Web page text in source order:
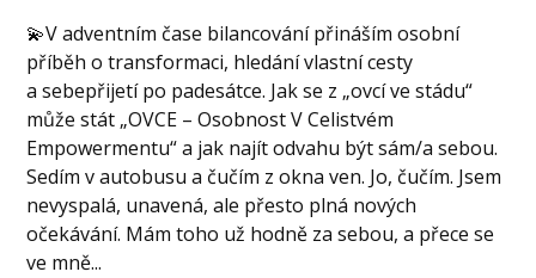
💫V adventním čase bilancování přináším osobní
příběh o transformaci, hledání vlastní cesty
a sebepřijetí po padesátce. Jak se z „ovcí ve stádu“
může stát „OVCE – Osobnost V Celistvém
Empowermentu“ a jak najít odvahu být sám/a sebou.
Sedím v autobusu a čučím z okna ven. Jo, čučím. Jsem
nevyspalá, unavená, ale přesto plná nových
očekávání. Mám toho už hodně za sebou, a přece se
ve mně...